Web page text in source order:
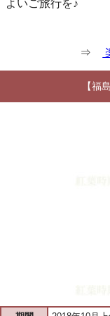
よいご旅行を♪
⇒
【福